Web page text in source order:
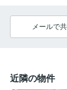
メールで
近隣の物件